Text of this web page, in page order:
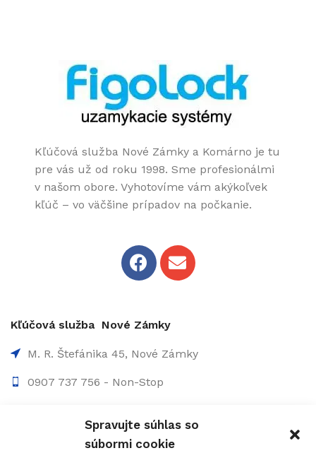
Spravujte súhlas so
súbormi cookie
Kľúčová služba Nové Zámky a Komárno je tu
pre vás už od roku 1998. Sme profesionálmi
v našom obore. Vyhotovíme vám akýkoľvek
kľúč – vo väčšine prípadov na počkanie.
Kľúčová služba Nové Zámky
M. R. Štefánika 45, Nové Zámky
0907 737 756 - Non-Stop
info@figolock.sk